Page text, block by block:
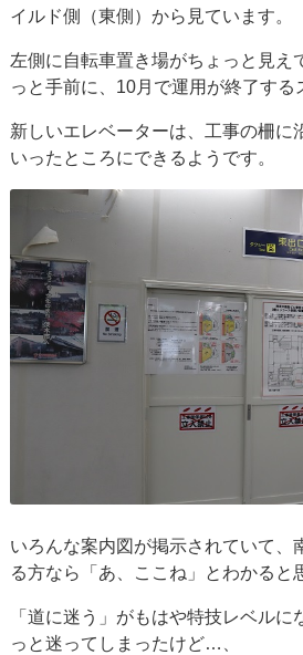
イルド側（東側）から見ています。
左側に自転車置き場がちょっと見え
っと手前に、10月で運用が終了する
新しいエレベーターは、工事の柵に
いったところにできるようです。
いろんな案内図が掲示されていて、
る方なら「あ、ここね」とわかると
「道に迷う」がもはや特技レベルに
っと迷ってしまったけど…、